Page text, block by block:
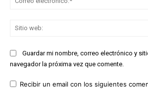
Guardar mi nombre, correo electrónico y
navegador la próxima vez que comente.
Recibir un email con los siguientes